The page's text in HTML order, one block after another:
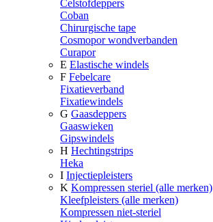
Celstofdeppers
Coban
Chirurgische tape
Cosmopor wondverbanden
Curapor
E Elastische windels
F Febelcare
Fixatieverband
Fixatiewindels
G Gaasdeppers
Gaaswieken
Gipswindels
H Hechtingstrips
Heka
I Injectiepleisters
K Kompressen steriel (alle merken)
Kleefpleisters (alle merken)
Kompressen niet-steriel